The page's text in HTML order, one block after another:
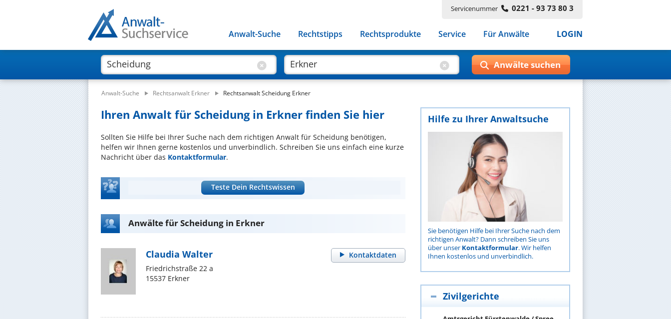
Servicenummer 0221 - 93 73 80 3
Anwalt-Suche Rechtstipps Rechtsprodukte Service Für Anwälte LOGIN
Anwalt-Suche Rechtsanwalt Erkner Rechtsanwalt Scheidung Erkner
Ihren Anwalt für Scheidung in Erkner finden Sie hier
Sollten Sie Hilfe bei Ihrer Suche nach dem richtigen Anwalt für Scheidung benötigen,
helfen wir Ihnen gerne kostenlos und unverbindlich. Schreiben Sie uns einfach eine kurze
Nachricht über das Kontaktformular.
Teste Dein Rechtswissen
Anwälte für Scheidung in Erkner
Kontaktdaten
Claudia Walter
Friedrichstraße 22 a
15537 Erkner
Hilfe zu Ihrer Anwaltsuche
Sie benötigen Hilfe bei Ihrer Suche nach dem
richtigen Anwalt? Dann schreiben Sie uns
über unser Kontaktformular. Wir helfen
Ihnen kostenlos und unverbindlich.
Zivilgerichte